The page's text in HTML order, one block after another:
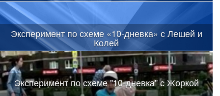
Эксперимент по схеме «10-дневка» с Лешей и
Колей
Эксперимент по схеме "10-дневка" с Жоркой